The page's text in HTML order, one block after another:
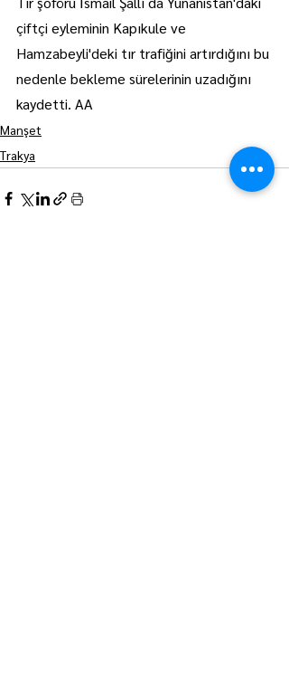
çiftçi eyleminin Kapıkule ve
Hamzabeyli'deki tır trafiğini artırdığını bu
nedenle bekleme sürelerinin uzadığını
kaydetti. AA
Manşet
Trakya